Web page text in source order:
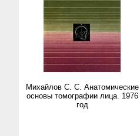
Михайлов С. С. Анатомические
основы томографии лица. 1976
год